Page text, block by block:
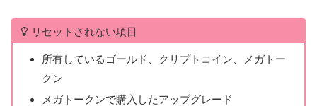
リセットされない項目
所有しているゴールド、クリプトコイン、メガトー
クン
メガトークンで購入したアップグレード